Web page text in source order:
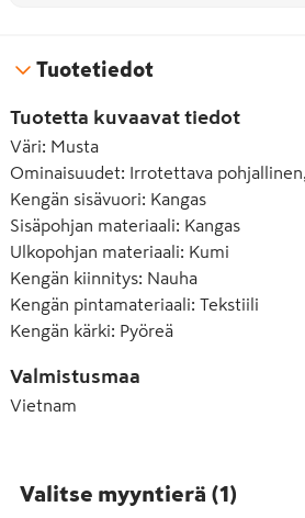
Tuotetiedot
Tuotetta kuvaavat tiedot
Väri: Musta
Ominaisuudet: Irrotettava
Kengän sisävuori: Kangas
Sisäpohjan materiaali: Kangas
Ulkopohjan materiaali: Kumi
Kengän kiinnitys: Nauha
Kengän pintamateriaali: Tekstiili
Kengän kärki: Pyöreä
Valmistusmaa
Vietnam
Valitse myyntierä (1 )